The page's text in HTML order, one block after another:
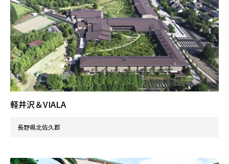
軽井沢＆VIALA
長野県北佐久郡